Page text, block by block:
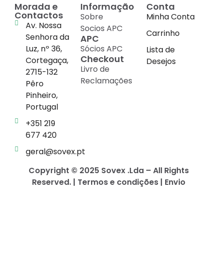
Morada e
Contactos
Av. Nossa
Senhora da
Luz, nº 36,
Cortegaça,
2715-132
Pêro
Pinheiro,
Portugal
+351 219
677 420
geral@sovex.pt
Informação
Sobre
Socios APC
APC
Sócios APC
Checkout
Livro de
Reclamações
Conta
Minha Conta
Carrinho
Lista de
Desejos
Copyright © 2025 Sovex .Lda – All Rights
Reserved. | Termos e condições | Envio